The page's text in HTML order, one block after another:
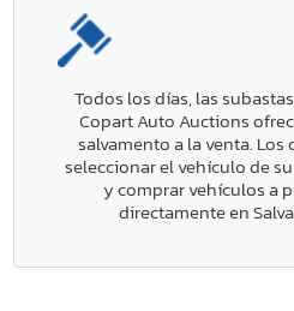
Todos los días, las
Copart Auto Auctions
salvamento a la venta.
seleccionar el vehículo de
y comprar vehículos a
directamente en